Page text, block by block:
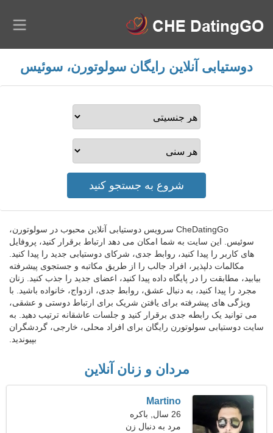
دوستیابی آنلاین رایگان سولوتورن، سوئیس
CheDatingGo سرویس دوستیابی آنلاین محبوب در سولوتورن،
سوئیس. این سایت به شما امکان می دهد ارتباط برقرار کنید، پروفایل
های کاربر را پیدا کنید، روابط جدی، شرکای دوستیابی جدید را پیدا کنید.
مکالمات دلپذیر، افراد جالب را از طریق مکاتبه و جستجوی پیشرفته
بیابید، مطابقت را در پایگاه داده پیدا کنید، اعضای جدید را جذب کنید. زنان
مجرد را پیدا کنید، به دنبال عشق، روابط جدی، ازدواج، خانواده باشید. با
ویژگی های پیشرفته برای یافتن شریک برای ارتباط دوستی و عشقی،
می توانید یک رابطه جدی برقرار کنید و جلسات عاشقانه ترتیب دهید. به
سایت دوستیابی سولوتورن رایگان برای افراد محلی، خارجی، گردشگران
بپیوندید.
مردان و زنان آنلاین
Martino
26 سال, باکره
مرد به دنبال زن